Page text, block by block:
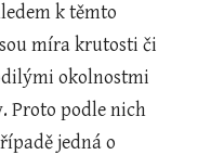
k těmto
míra krutosti či
okolnostmi
Proto podle nich
jedná o